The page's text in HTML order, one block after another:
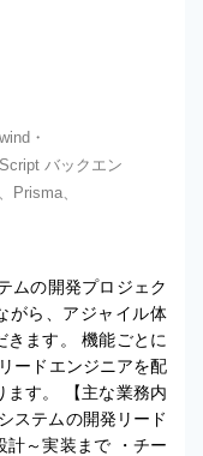
・
バックエン
Prisma、
ムの開発プロジェク
がら、アジャイル体
きます。 機能ごとに
ードエンジニアを配
ます。 【主な業務内
ステムの開発リード
計～実装まで ・チー